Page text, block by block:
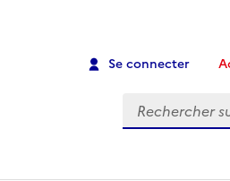
Se connecter
Recherche